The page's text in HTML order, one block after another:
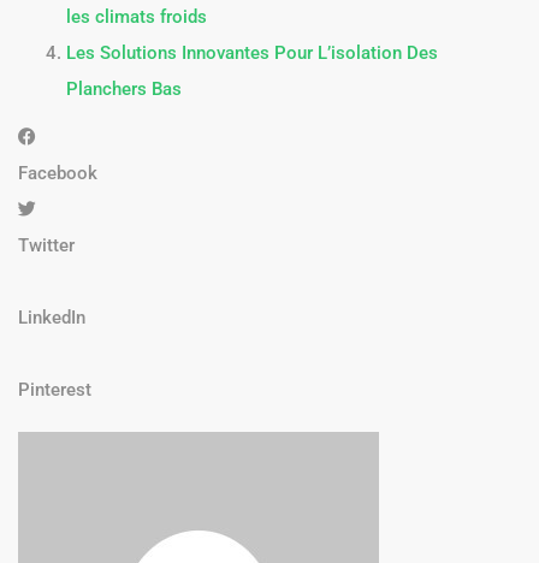
les climats froids
Les Solutions Innovantes Pour L’isolation Des
Planchers Bas
Facebook
Twitter
LinkedIn
Pinterest